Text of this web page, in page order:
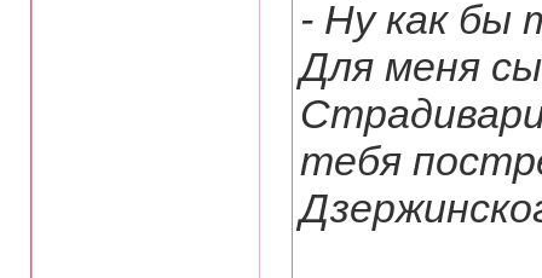
- Ну как бы
Для меня
тебя